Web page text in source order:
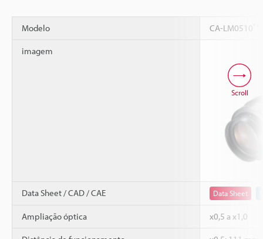
Modelo CA-LM0510
imagem
Data Sheet / CAD / CAE Data Sheet
Ampliação óptica x0,5 a x1,0
Scroll